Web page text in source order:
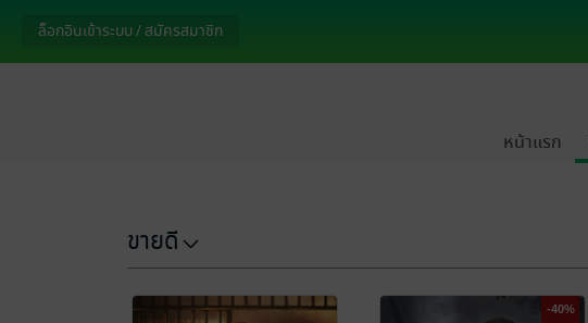
ล็อกอินเข้าระบบ / สมัครสมาชิก
หน้าแรก
ขายดี
-40%